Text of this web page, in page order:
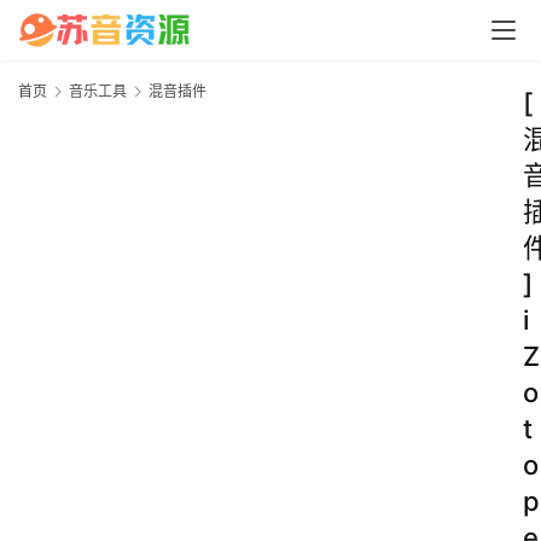
首页 音乐工具 混音插件
[
]
i
Z
o
t
o
p